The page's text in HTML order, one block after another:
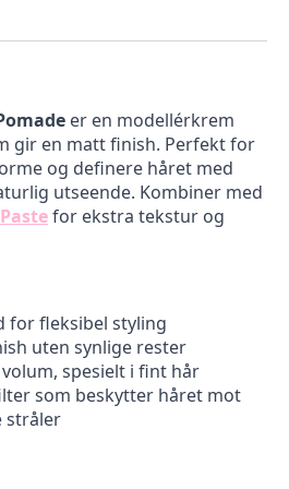
er en modellérkrem
gir en matt finish. Perfekt for
og definere håret med
utseende. Kombiner med
for ekstra tekstur og
for fleksibel styling
uten synlige rester
spesielt i fint hår
som beskytter håret mot
stråler